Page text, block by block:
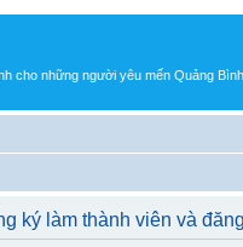
cho những người yêu mến Quảng Bình
ký làm thành viên và